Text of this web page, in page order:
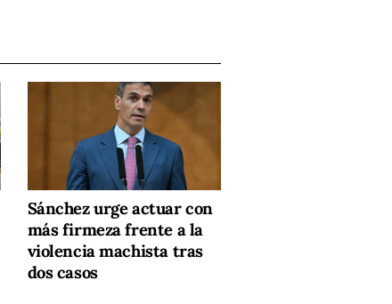
Sánchez urge actuar con
más firmeza frente a la
violencia machista tras
dos casos